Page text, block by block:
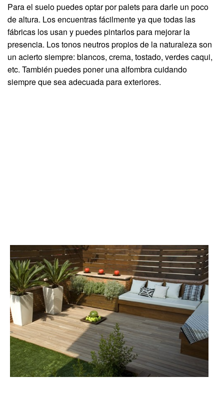
Para el suelo puedes optar por palets para darle un poco
de altura. Los encuentras fácilmente ya que todas las
fábricas los usan y puedes pintarlos para mejorar la
presencia. Los tonos neutros propios de la naturaleza son
un acierto siempre: blancos, crema, tostado, verdes caqui,
etc. También puedes poner una alfombra cuidando
siempre que sea adecuada para exteriores.